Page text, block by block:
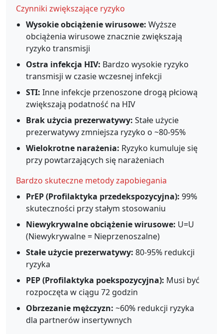
Czynniki zwiększające ryzyko
Wysokie obciążenie wirusowe: Wyższe
obciążenia wirusowe znacznie zwiększają
ryzyko transmisji
Ostra infekcja HIV: Bardzo wysokie ryzyko
transmisji w czasie wczesnej infekcji
STI: Inne infekcje przenoszone drogą płciową
zwiększają podatność na HIV
Brak użycia prezerwatywy: Stałe użycie
prezerwatywy zmniejsza ryzyko o ~80-95%
Wielokrotne narażenia: Ryzyko kumuluje się
przy powtarzających się narażeniach
Bardzo skuteczne metody zapobiegania
PrEP (Profilaktyka przedekspozycyjna): 99%
skuteczności przy stałym stosowaniu
Niewykrywalne obciążenie wirusowe: U=U
(Niewykrywalne = Nieprzenoszalne)
Stałe użycie prezerwatywy: 80-95% redukcji
ryzyka
PEP (Profilaktyka poekspozycyjna): Musi być
rozpoczęta w ciągu 72 godzin
Obrzezanie mężczyzn: ~60% redukcji ryzyka
dla partnerów insertywnych